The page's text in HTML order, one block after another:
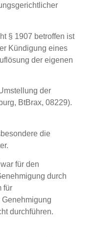
§ 1907 betroffen ist
Kündigung eines
der eigenen
der
BtBrax, 08229).
die
für den
durch
für
durchführen.